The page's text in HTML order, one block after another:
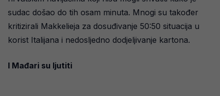
sudac došao do tih osam minuta. Mnogi su također
kritizirali Makkelieja za dosuđivanje 50:50 situacija u
korist Italijana i nedosljedno dodjeljivanje kartona.
I Mađari su ljutiti